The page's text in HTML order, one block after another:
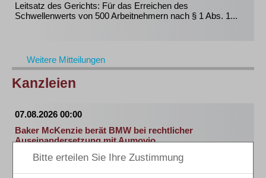
Leitsatz des Gerichts: Für das Erreichen des
Schwellenwerts von 500 Arbeitnehmern nach § 1 Abs. 1...
Weitere Mitteilungen
Kanzleien
07.08.2026 00:00
Baker McKenzie berät BMW bei rechtlicher
Auseinandersetzung mit Aumovio
Frankfurt, 7. August 2026 – Baker McKenzie hat die
Bayerische Motoren Werke Aktiengesellschaft...